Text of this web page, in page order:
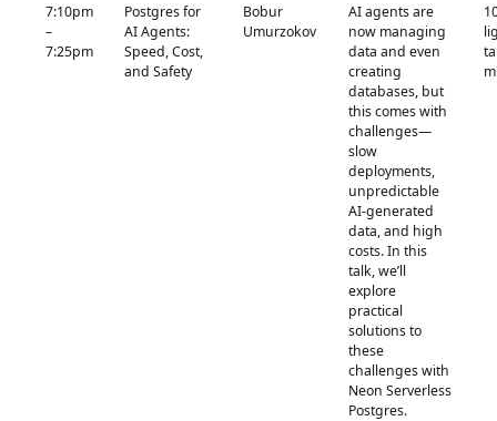
7:10pm
–
7:25pm
Postgres for
AI Agents:
Speed, Cost,
and Safety
Bobur
Umurzokov
AI agents are
now managing
data and even
creating
databases, but
this comes with
challenges—
slow
deployments,
unpredictable
AI-generated
data, and high
costs. In this
talk, we’ll
explore
practical
solutions to
these
challenges with
Neon Serverless
Postgres.